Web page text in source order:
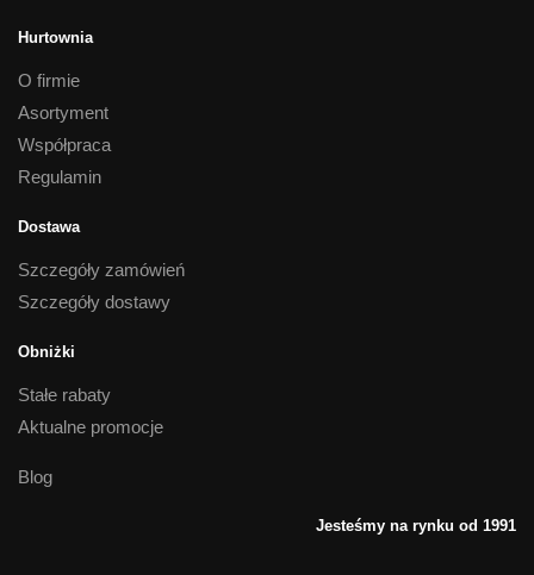
Hurtownia
O firmie
Asortyment
Współpraca
Regulamin
Dostawa
Szczegóły zamówień
Szczegóły dostawy
Obniżki
Stałe rabaty
Aktualne promocje
Blog
Jesteśmy na rynku od 1991